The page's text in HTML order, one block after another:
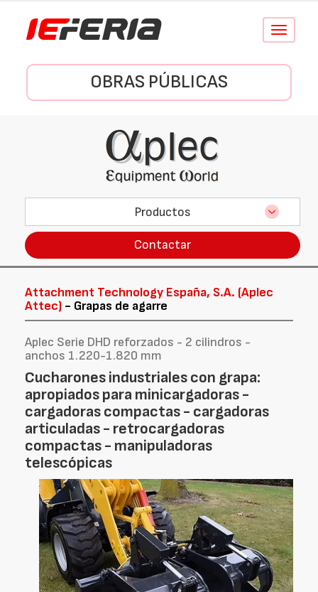
Conmutar
OBRAS PÚBLICAS
Productos
Contactar
Attachment Technology España, S.A. (Aplec
Attec) - Grapas de agarre
Aplec Serie DHD reforzados - 2 cilindros -
anchos 1.220-1.820 mm
Cucharones industriales con grapa:
apropiados para minicargadoras -
cargadoras compactas - cargadoras
articuladas - retrocargadoras
compactas - manipuladoras
telescópicas